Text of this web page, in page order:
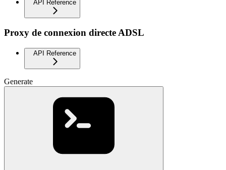
API Reference
Proxy de connexion directe ADSL
API Reference
Generate